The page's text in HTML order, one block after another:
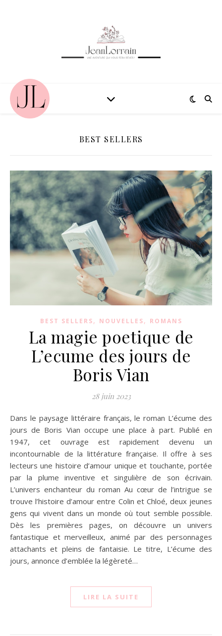
BEST SELLERS
BEST SELLERS, NOUVELLES, ROMANS
La magie poetique de
L’ecume des jours de
Boris Vian
28 juin 2023
Dans le paysage littéraire français, le roman L’écume des
jours de Boris Vian occupe une place à part. Publié en
1947, cet ouvrage est rapidement devenu un
incontournable de la littérature française. Il offre à ses
lecteurs une histoire d’amour unique et touchante, portée
par la plume inventive et singulière de son écrivain.
L’univers enchanteur du roman Au cœur de l’intrigue se
trouve l’histoire d’amour entre Colin et Chloé, deux jeunes
gens qui vivent dans un monde où tout semble possible.
Dès les premières pages, on découvre un univers
fantastique et merveilleux, animé par des personnages
attachants et pleins de fantaisie. Le titre, L’écume des
jours, annonce d’emblée la légèreté…
LIRE LA SUITE